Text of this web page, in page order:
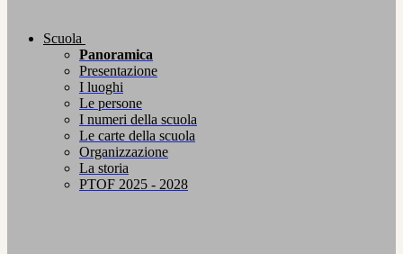
Scuola
Panoramica
Presentazione
I luoghi
Le persone
I numeri della scuola
Le carte della scuola
Organizzazione
La storia
PTOF 2025 - 2028